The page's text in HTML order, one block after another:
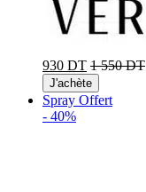
930 DT 1 550 DT
J'achète
Spray Offert
- 40%